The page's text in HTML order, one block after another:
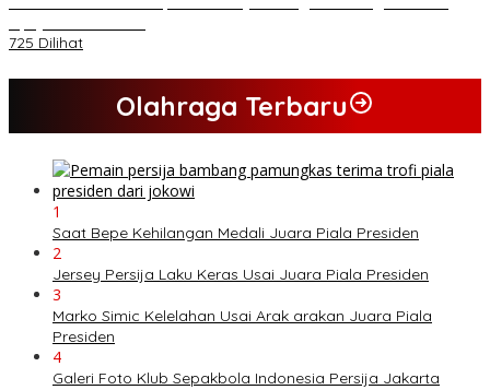
725 Dilihat
Olahraga Terbaru
1
Saat Bepe Kehilangan Medali Juara Piala Presiden
2
Jersey Persija Laku Keras Usai Juara Piala Presiden
3
Marko Simic Kelelahan Usai Arak arakan Juara Piala
Presiden
4
Galeri Foto Klub Sepakbola Indonesia Persija Jakarta